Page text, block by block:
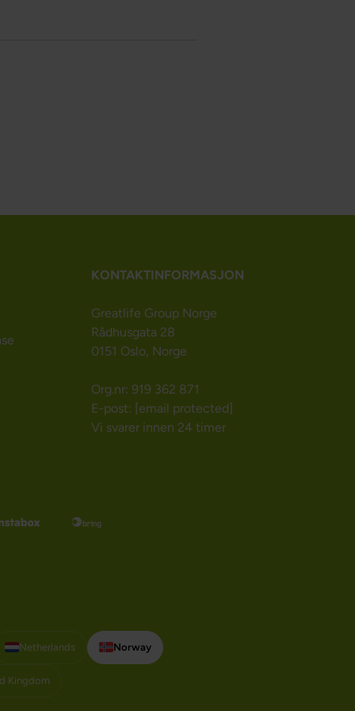
KONTAKTINFORMASJON
Greatlife Group Norge
Rådhusgata 28
0151 Oslo, Norge
Org.nr: 919 362 871
E-post: [email protected]
Vi svarer innen 24 timer
Netherlands Norway
Kingdom